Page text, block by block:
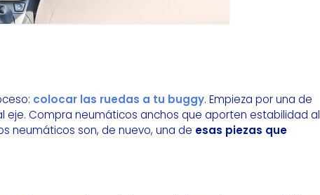
colocar las ruedas a tu buggy. Empieza por una de
Compra neumáticos anchos que aporten estabilidad al
neumáticos son, de nuevo, una de esas piezas que